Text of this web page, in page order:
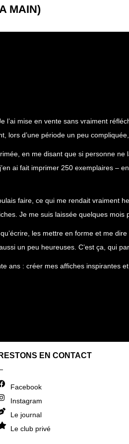
MAIN)
l’ai mise en vente sans vraiment
lors d’une période un peu
en me disant que si personne
ai fait imprimer 250 exemplaires –
faire, ce qui me rendait vraiment
Je me suis laissée quelques mois
les mettre en forme et me
un peu heureuses. C’est ça, qui
ans : créer mes affiches inspirantes
RESTONS EN CONTACT
Facebook
Instagram
Le journal
Le club privé